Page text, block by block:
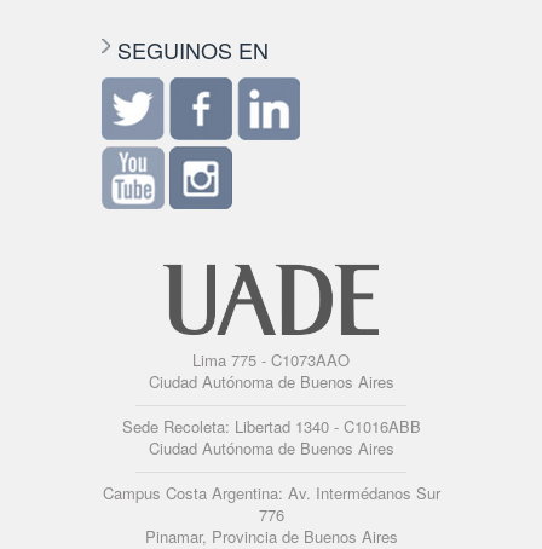
SEGUINOS EN
Lima 775 - C1073AAO
Ciudad Autónoma de Buenos Aires
Sede Recoleta: Libertad 1340 - C1016ABB
Ciudad Autónoma de Buenos Aires
Campus Costa Argentina: Av. Intermédanos Sur
776
Pinamar, Provincia de Buenos Aires